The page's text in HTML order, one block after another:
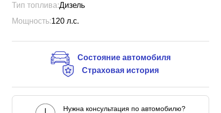
Тип топлива:Дизель
Мощность:120 л.с.
Состояние автомобиля
Страховая история
Нужна консультация по автомобилю?